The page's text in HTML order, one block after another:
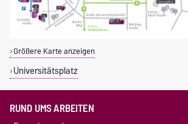
Größere Karte anzeigen
Universitätsplatz
RUND UMS ARBEITEN